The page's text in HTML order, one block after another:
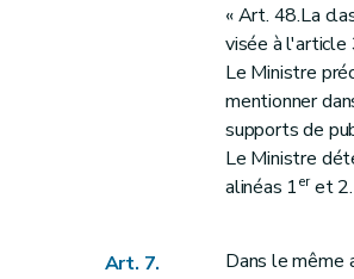
« Art. 48.La
visée à l'article
Le Ministre
mentionner
supports de
Le Ministre
alinéas 1eret 2.
Art. 7.
Dans le même